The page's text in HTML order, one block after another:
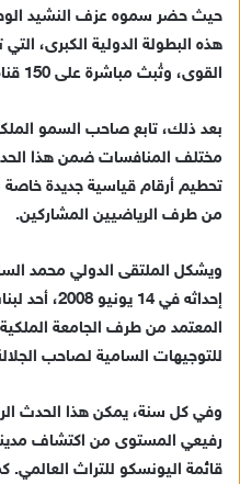
حيث حضر سموه عزف النشيد
هذه البطولة الدولية الكبرى،
القوى، وتُبث مباشرة على 150 قناة عالمية.
بعد ذلك، تابع صاحب السمو
مختلف المنافسات ضمن هذا
تحطيم أرقام قياسية جديدة
من طرف الرياضيين المشاركين.
ويشكل الملتقى الدولي محمد
إحداثه في 14
المعتمد من طرف الجامعة الملكية
للتوجيهات السامية لصاحب
وفي كل سنة، يمكن هذا الحدث
قائمة اليونسكو للتراث العالمي.